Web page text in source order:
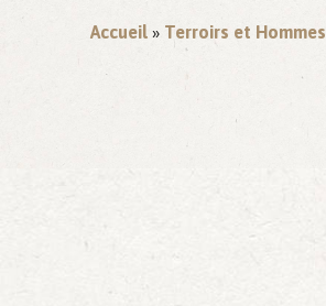
Accueil » Terroirs et Hommes